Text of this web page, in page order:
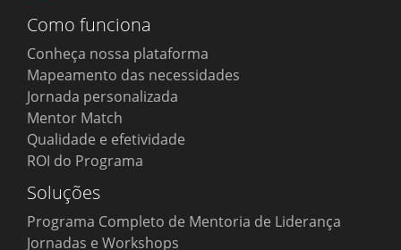
Como funciona
Conheça nossa plataforma
Mapeamento das necessidades
Jornada personalizada
Mentor Match
Qualidade e efetividade
ROI do Programa
Soluções
Programa Completo de Mentoria de Liderança
Jornadas e Workshops